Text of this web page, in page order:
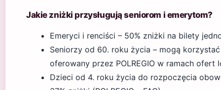
Jakie zniżki przysługują seniorom i emerytom?
Emeryci i renciści – 50% zniżki na bilety
Seniorzy od 60. roku życia – mogą
oferowany przez POLREGIO w ramach ofert
Dzieci od 4. roku życia do rozpoczęcia